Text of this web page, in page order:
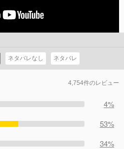
ネタバレなし ネタバレ
4,754件のレビュー
4%
53%
34%